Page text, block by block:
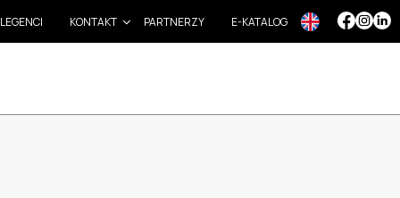
KONTAKT PARTNERZY E-KATALOG